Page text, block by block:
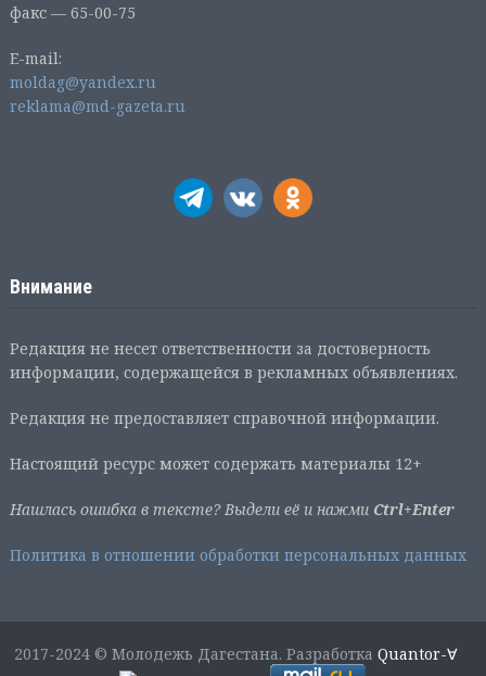
факс — 65-00-75
E-mail:
moldag@yandex.ru
reklama@md-gazeta.ru
Внимание
Редакция не несет ответственности за достоверность
информации, содержащейся в рекламных объявлениях.
Редакция не предоставляет справочной информации.
Настоящий ресурс может содержать материалы 12+
Нашлась ошибка в тексте? Выдели её и нажми Ctrl+Enter
Политика в отношении обработки персональных данных
2017-2024 © Молодежь Дагестана. РазработкаQuantor-∀